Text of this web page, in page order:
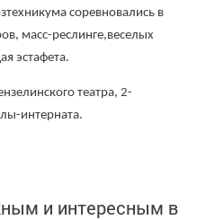
соревновались в
масс-реслинге,веселых
эстафета.
театра, 2-
интерната.
и интересным в